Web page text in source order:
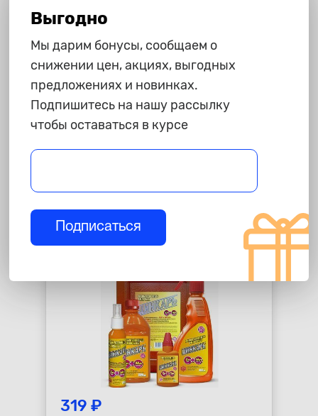
1 125 ₽
Преобразователь ржавчины
"Цинкор"
319 ₽
Выгодно
Мы дарим бонусы, сообщаем о
снижении цен, акциях, выгодных
предложениях и новинках.
Подпишитесь на нашу рассылку
чтобы оставаться в курсе
Подписаться